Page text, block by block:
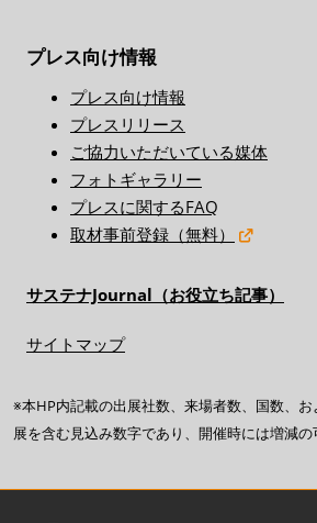
プレス向け情報
プレス向け情報
プレスリリース
ご協力いただいている媒体
フォトギャラリー
プレスに関するFAQ
取材事前登録（無料）
サステナJournal（お役立ち記事）
サイトマップ
※本HP内記載の出展社数、来場者数、国数、
展を含む見込み数字であり、開催時には増減の